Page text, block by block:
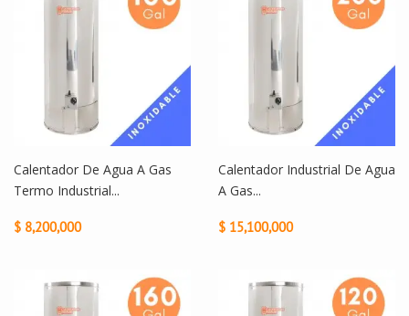
Calentador De Agua A Gas
Termo Industrial...
$ 8,200,000
Calentador Industrial De Agua
A Gas...
$ 15,100,000